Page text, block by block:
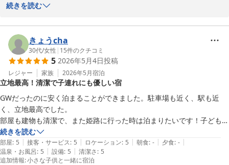
足いただけたとのお言葉を頂戴し、大変嬉しく拝読いたしました。
いつもご利用いただき、安定した居心地の良さを感じていただけて
いることは、私どもにとって何よりの励みでございます。
一方で、アメニティの入浴剤につきましてご期待に添えず、申し訳
ございませんでした。いただいたご意見は今後のサービス向上の参
考とさせていただきます。
これからもよりご満足いただける滞在をご提供できるよう努めてま
いりますので、引き続きご愛顧賜りますようお願い申し上げます。
次回のご来館を心よりお待ちしております。
ダイワロイネットホテル姫路
続きを読む
きょうcha
30代/女性 | 15件のクチコミ
5 2026年5月4日投稿
レジャー 家族 2026年5月宿泊
立地最高！清潔で子連れにも優しい宿
GWだったのに安く泊まることができました。駐車場も近く、駅も近
く、立地最高でした。
部屋も建物も清潔で、また姫路に行った時は泊まりたいです！子ども用
のアメニティも下さってありがたかったです。
朝ごはんが食べられなくて残念だったので、次回はぜひ食べたいです。
続きを読む
部屋: 5 | 接客・サービス: 5 | ロケーション: 5 | 朝食: - | 夕食: - |
温泉・お風呂: 5 | 設備: 5 | 清潔さ: 5
追加情報:小さな子供と一緒に宿泊